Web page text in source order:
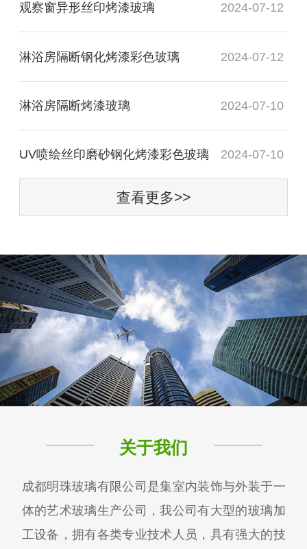
观察窗异形丝印烤漆玻璃 2024-07-12
淋浴房隔断钢化烤漆彩色玻璃 2024-07-12
淋浴房隔断烤漆玻璃 2024-07-10
UV喷绘丝印磨砂钢化烤漆彩色玻璃 2024-07-10
查看更多>>
关于我们
成都明珠玻璃有限公司是集室内装饰与外装于一
体的艺术玻璃生产公司，我公司有大型的玻璃加
工设备，拥有各类专业技术人员，具有强大的技